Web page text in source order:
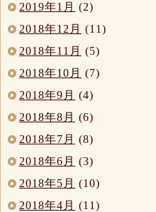
2019年1月 (2)
2018年12月 (11)
2018年11月 (5)
2018年10月 (7)
2018年9月 (4)
2018年8月 (6)
2018年7月 (8)
2018年6月 (3)
2018年5月 (10)
2018年4月 (11)